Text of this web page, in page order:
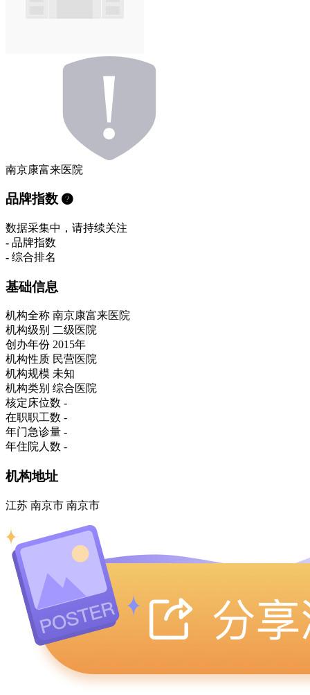
南京康富来医院
品牌指数
数据采集中，请持续关注
- 品牌指数
- 综合排名
基础信息
机构全称 南京康富来医院
机构级别 二级医院
创办年份 2015年
机构性质 民营医院
机构规模 未知
机构类别 综合医院
核定床位数 -
在职职工数 -
年门急诊量 -
年住院人数 -
机构地址
江苏 南京市 南京市